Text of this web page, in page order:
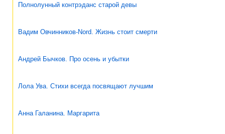
Полнолунный контрэданс старой девы
Вадим Овчинников-Nord. Жизнь стоит смерти
Андрей Бычков. Про осень и убытки
Лола Ува. Стихи всегда посвящают лучшим
Анна Галанина. Маргарита